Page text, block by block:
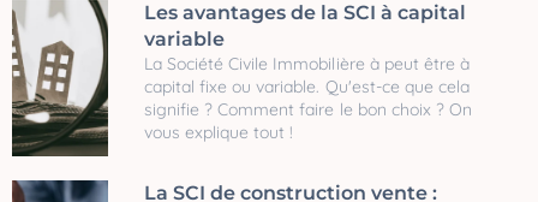
Les avantages de la SCI à capital
variable
La Société Civile Immobilière à peut être à
capital fixe ou variable. Qu'est-ce que cela
signifie ? Comment faire le bon choix ? On
vous explique tout !
La SCI de construction vente :